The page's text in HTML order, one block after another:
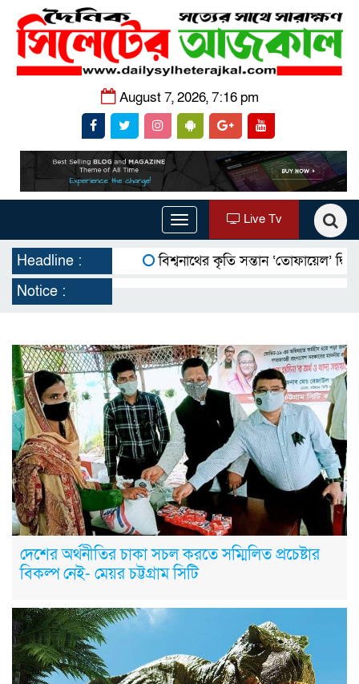
August 7, 2026, 7:16 pm
Toggle
navigation
Live Tv
Headline :
বিশ্বনাথের কৃতি সন্তান ‘তোফায়েল’ দ্বিতীয়
Notice :
দেশের অর্থনীতির চাকা সচল করতে সম্মিলিত প্রচেষ্টার
বিকল্প নেই- মেয়র চট্টগ্রাম সিটি